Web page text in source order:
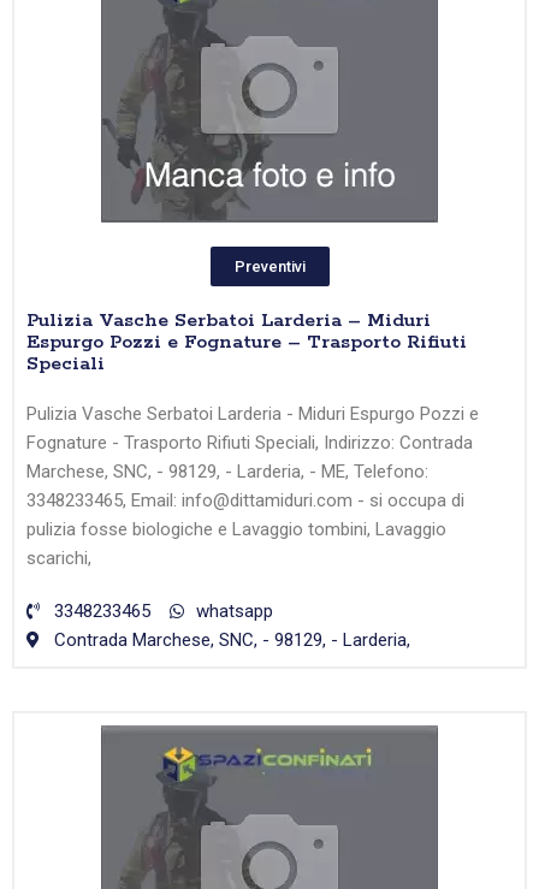
Preventivi
Pulizia Vasche Serbatoi Larderia – Miduri
Espurgo Pozzi e Fognature – Trasporto Rifiuti
Speciali
Pulizia Vasche Serbatoi Larderia - Miduri Espurgo Pozzi e
Fognature - Trasporto Rifiuti Speciali, Indirizzo: Contrada
Marchese, SNC, - 98129, - Larderia, - ME, Telefono:
3348233465, Email: info@dittamiduri.com - si occupa di
pulizia fosse biologiche e Lavaggio tombini, Lavaggio
scarichi,
3348233465
whatsapp
Contrada Marchese, SNC, - 98129, - Larderia,